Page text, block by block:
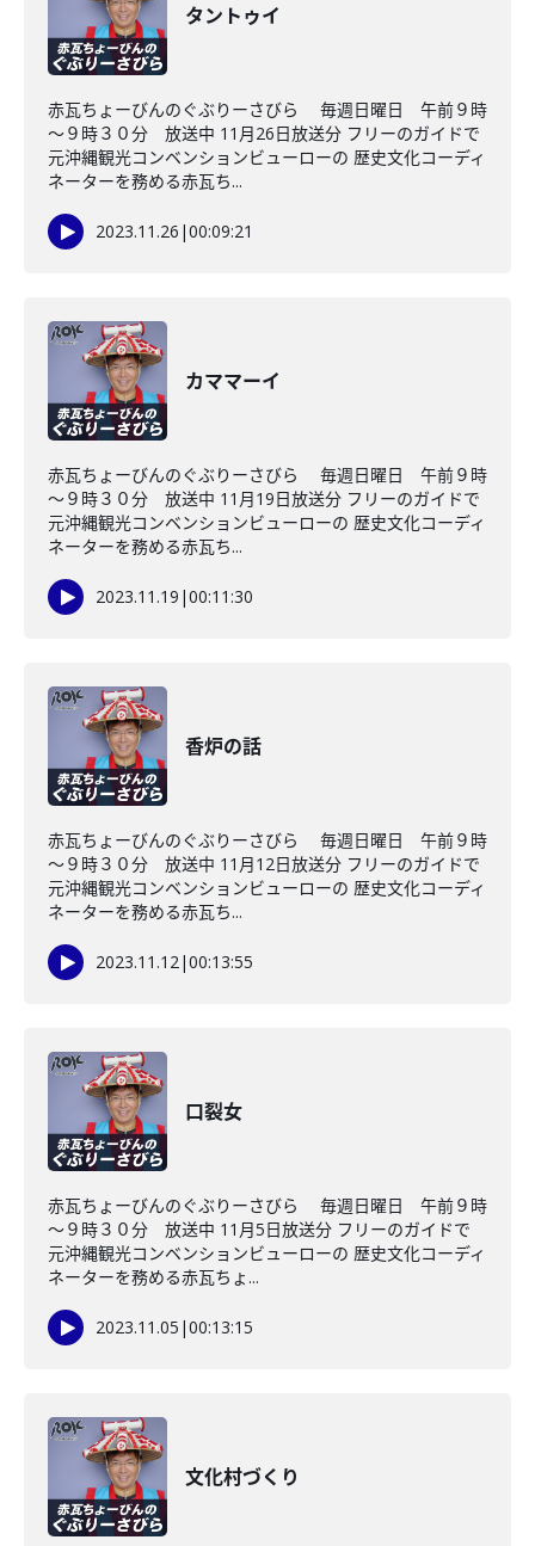
タントゥイ
赤瓦ちょーびんのぐぶりーさびら 毎週日曜日 午前９時
～９時３０分 放送中 11月26日放送分 フリーのガイドで
元沖縄観光コンベンションビューローの 歴史文化コーディ
ネーターを務める赤瓦ち...
2023.11.26 |00:09:21
カママーイ
赤瓦ちょーびんのぐぶりーさびら 毎週日曜日 午前９時
～９時３０分 放送中 11月19日放送分 フリーのガイドで
元沖縄観光コンベンションビューローの 歴史文化コーディ
ネーターを務める赤瓦ち...
2023.11.19 |00:11:30
香炉の話
赤瓦ちょーびんのぐぶりーさびら 毎週日曜日 午前９時
～９時３０分 放送中 11月12日放送分 フリーのガイドで
元沖縄観光コンベンションビューローの 歴史文化コーディ
ネーターを務める赤瓦ち...
2023.11.12|00:13:55
口裂女
赤瓦ちょーびんのぐぶりーさびら 毎週日曜日 午前９時
～９時３０分 放送中 11月5日放送分 フリーのガイドで
元沖縄観光コンベンションビューローの 歴史文化コーディ
ネーターを務める赤瓦ちょ...
2023.11.05 |00:13:15
文化村づくり